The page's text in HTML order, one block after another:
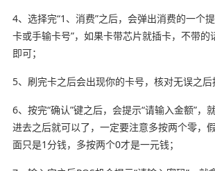
4、选择完“1、消费”之后，会弹出消费的一个
卡或手输卡号”，如果卡带芯片就插卡，不带的
即可；
5、刷完卡之后会出现你的卡号，核对无误之后
6、按完“确认”键之后，会提示“请输入金额”，
进去之后就可以了，一定要注意多按两个零，
面只是1分钱，多按两个0才是一元钱；